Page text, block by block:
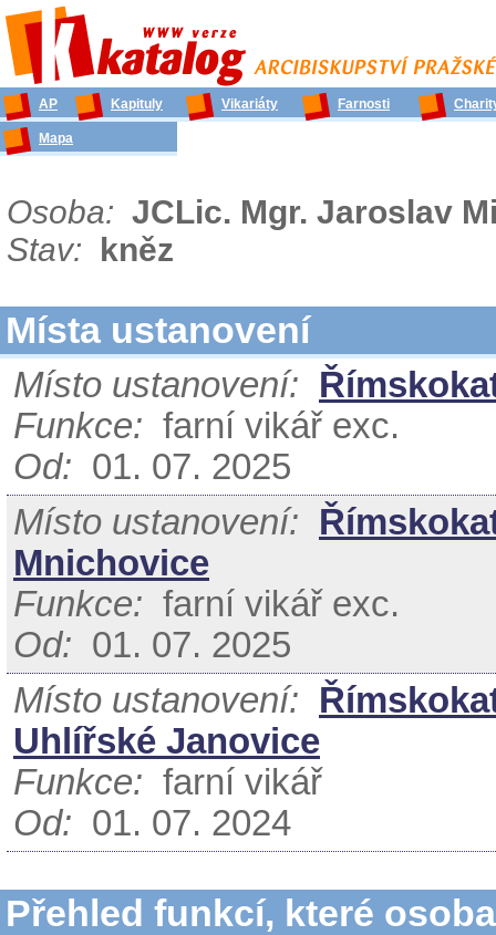
AP Kapituly Vikariáty Farnosti
Mapa
Osoba: JCLic. Mgr. Jaroslav
Stav: kněz
Místa ustanovení
Místo ustanovení:
Funkce: farní vikář exc.
Od: 01. 07. 2025
Místo ustanovení:
Mnichovice
Funkce: farní vikář exc.
Od: 01. 07. 2025
Místo ustanovení:
Uhlířské Janovice
Funkce: farní vikář
Od: 01. 07. 2024
Přehled funkcí, které